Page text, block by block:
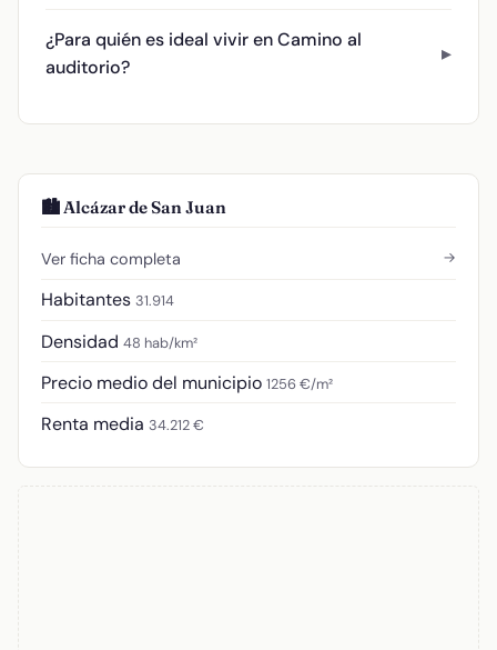
¿Para quién es ideal vivir en Camino al
auditorio?
🏙️ Alcázar de San Juan
Ver ficha completa →
Habitantes 31.914
Densidad 48 hab/km²
Precio medio del municipio 1256 €/m²
Renta media 34.212 €